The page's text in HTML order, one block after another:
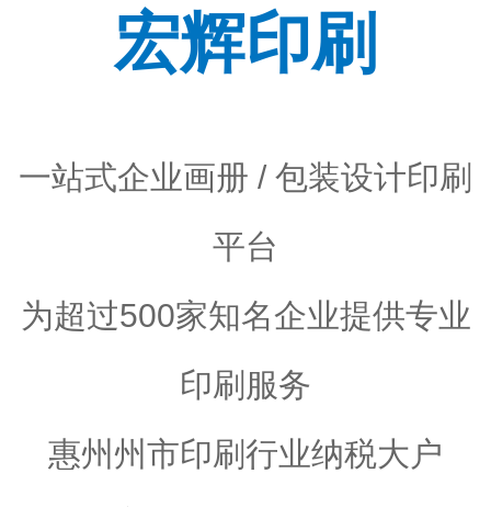
宏辉印刷
一站式企业画册 / 包装设计印刷
平台
为超过500家知名企业提供专业
印刷服务
惠州州市印刷行业纳税大户